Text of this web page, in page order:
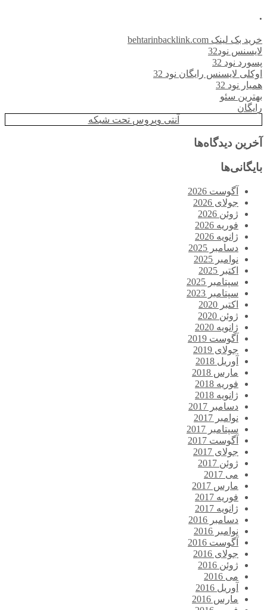
.
خرید بک لینک behtarinbacklink.com
لایسنس نود32
پسورد نود 32
اوکلی لایسنس رایگان نود 32
همیار نود 32
بهترین سئو
رایگان
آنتی ویروس تحت شبکه
آخرین دیدگاه‌ها
بایگانی‌ها
آگوست 2026
جولای 2026
ژوئن 2026
فوریه 2026
ژانویه 2026
دسامبر 2025
نوامبر 2025
اکتبر 2025
سپتامبر 2025
سپتامبر 2023
اکتبر 2020
ژوئن 2020
ژانویه 2020
آگوست 2019
جولای 2019
آوریل 2018
مارس 2018
فوریه 2018
ژانویه 2018
دسامبر 2017
نوامبر 2017
سپتامبر 2017
آگوست 2017
جولای 2017
ژوئن 2017
می 2017
مارس 2017
فوریه 2017
ژانویه 2017
دسامبر 2016
نوامبر 2016
آگوست 2016
جولای 2016
ژوئن 2016
می 2016
آوریل 2016
مارس 2016